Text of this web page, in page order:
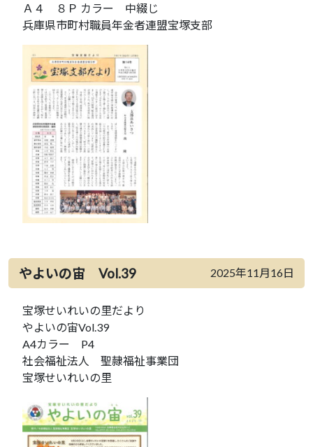
Ａ４ ８Ｐ カラー 中綴じ
兵庫県市町村職員年金者連盟宝塚支部
やよいの宙 Vol.39 2025年11月16日
宝塚せいれいの里だより
やよいの宙Vol.39
A4カラー P4
社会福祉法人 聖隷福祉事業団
宝塚せいれいの里